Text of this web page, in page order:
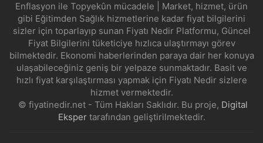
Enflasyon ile Topyekûn mücadele | Market, hizmet, ürün
gibi Eğitimden Sağlık hizmetlerine kadar fiyat bilgilerini
sizler için toparlayıp sunan Fiyatı Nedir Platformu, Güncel
Fiyat Bilgilerini tüketiciye hızlıca ulaştırmayı görev
bilmektedir. Ekonomi haberlerinden paraya dair her konuya
ulaşabileceğiniz geniş bir yelpaze sunmaktadır. Basit ve
hızlı fiyat karşılaştırması yapmak için Fiyatı Nedir sizlere
hizmet vermektedir.
© fiyatinedir.net - Tüm Hakları Saklıdır. Bu proje, Digital
Ekspertarafından geliştirilmektedir.